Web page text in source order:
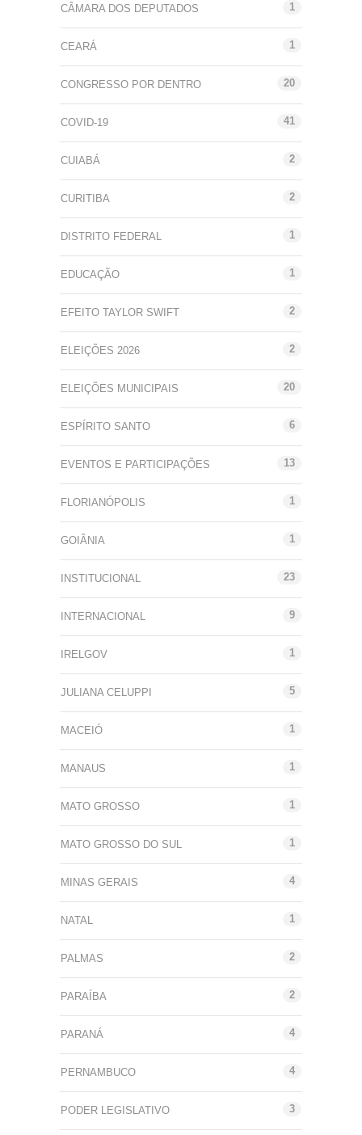
CÂMARA DOS DEPUTADOS 1
CEARÁ 1
CONGRESSO POR DENTRO 20
COVID-19 41
CUIABÁ 2
CURITIBA 2
DISTRITO FEDERAL 1
EDUCAÇÃO 1
EFEITO TAYLOR SWIFT 2
ELEIÇÕES 2026 2
ELEIÇÕES MUNICIPAIS 20
ESPÍRITO SANTO 6
EVENTOS E PARTICIPAÇÕES 13
FLORIANÓPOLIS 1
GOIÂNIA 1
INSTITUCIONAL 23
INTERNACIONAL 9
IRELGOV 1
JULIANA CELUPPI 5
MACEIÓ 1
MANAUS 1
MATO GROSSO 1
MATO GROSSO DO SUL 1
MINAS GERAIS 4
NATAL 1
PALMAS 2
PARAÍBA 2
PARANÁ 4
PERNAMBUCO 4
PODER LEGISLATIVO 3